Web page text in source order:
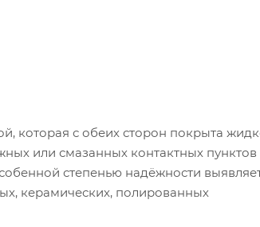
которая с обеих сторон покрыта
или смазанных контактных пунктов
степенью надёжности
керамических, полированных